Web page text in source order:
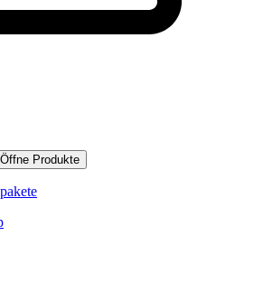
Öffne Produkte